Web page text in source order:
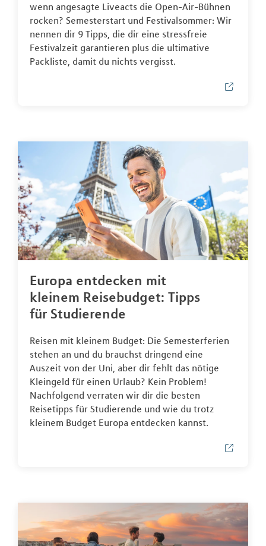
wenn angesagte Liveacts die Open-Air-Bühnen
rocken? Semesterstart und Festivalsommer: Wir
nennen dir 9 Tipps, die dir eine stressfreie
Festivalzeit garantieren plus die ultimative
Packliste, damit du nichts vergisst.
Europa entdecken mit
kleinem Reisebudget: Tipps
für Studierende
Reisen mit kleinem Budget: Die Semesterferien
stehen an und du brauchst dringend eine
Auszeit von der Uni, aber dir fehlt das nötige
Kleingeld für einen Urlaub? Kein Problem!
Nachfolgend verraten wir dir die besten
Reisetipps für Studierende und wie du trotz
kleinem Budget Europa entdecken kannst.